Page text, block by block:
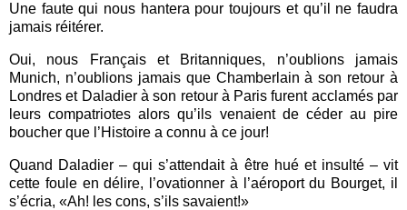
Une faute qui nous hantera pour toujours et qu’il ne faudra
jamais réitérer.
Oui, nous Français et Britanniques, n’oublions jamais
Munich, n’oublions jamais que Chamberlain à son retour à
Londres et Daladier à son retour à Paris furent acclamés par
leurs compatriotes alors qu’ils venaient de céder au pire
boucher que l’Histoire a connu à ce jour!
Quand Daladier – qui s’attendait à être hué et insulté – vit
cette foule en délire, l’ovationner à l’aéroport du Bourget, il
s’écria, «Ah! les cons, s’ils savaient!»